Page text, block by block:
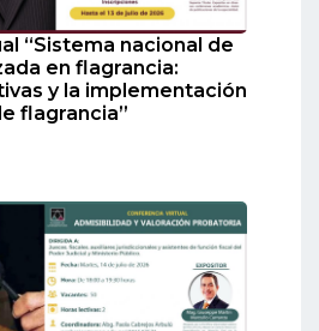
“Sistema nacional de
en flagrancia:
y la implementación
flagrancia”